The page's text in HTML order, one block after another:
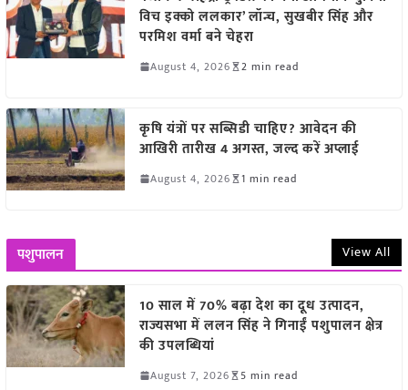
विच इक्को ललकार’ लॉन्च, सुखबीर सिंह और
परमिश वर्मा बने चेहरा
August 4, 2026 2 min read
कृषि यंत्रों पर सब्सिडी चाहिए? आवेदन की
आखिरी तारीख 4 अगस्त, जल्द करें अप्लाई
August 4, 2026 1 min read
पशुपालन View All
10 साल में 70% बढ़ा देश का दूध उत्पादन,
राज्यसभा में ललन सिंह ने गिनाईं पशुपालन क्षेत्र
की उपलब्धियां
August 7, 2026 5 min read